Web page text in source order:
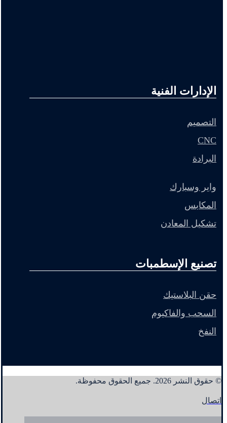
الإدارات الفنية
التصميم
CNC
البرادة
واير وسبارك
المكابس
تشكيل المعادن
تصنيع الإسطمبات
حقن البلاستيك
السحب والفاكيوم
النفخ
© حقوق النشر 2026. جميع الحقوق محفوظة.
اتصال